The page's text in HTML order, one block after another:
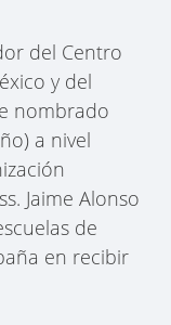
del Centro
y del
nombrado
a nivel
Jaime Alonso
de
en recibir